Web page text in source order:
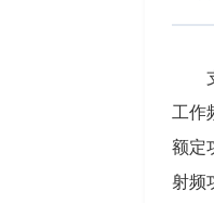
工作
额定
射频